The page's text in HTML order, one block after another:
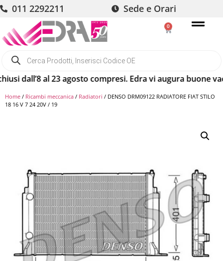
011 2292211 Sede e Orari
0
dall’8 al 23 agosto compresi. Edra vi augura buone
Home / Ricambi meccanica / Radiatori / DENSO DRM09122 RADIATORE FIAT STILO
18 16 V 7 24 20V / 19